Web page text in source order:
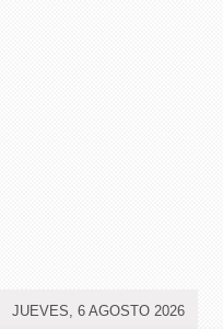
JUEVES, 6 AGOSTO 2026